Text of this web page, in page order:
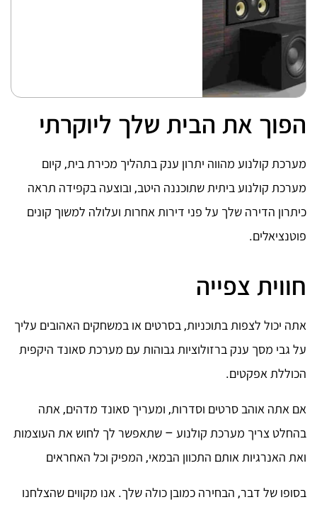
הפוך את הבית שלך ליוקרתי
מערכת קולנוע מהווה יתרון ענק בתהליך מכירת בית, קיום
מערכת קולנוע ביתית שתוכננה היטב, ובוצעה בקפידה תראה
כיתרון הדירה שלך על פני דירות אחרות ועלולה למשוך קונים
פוטנציאלים.
חווית צפייה
אתה יכול לצפות בתוכניות, בסרטים או במשחקים האהובים עליך
על גבי מסך ענק ברזולוציות גבוהות עם מערכת סאונד היקפית
הכוללת אפקטים.
אם אתה אוהב סרטים וסדרות, ומעריך סאונד מדהים, אתה
בהחלט צריך מערכת קולנוע – שתאפשר לך לחוש את העוצמות
ואת האנרגיות אותם התכוון הבמאי, המפיק וכל האחראים
בסופו של דבר, הבחירה כמובן כולה שלך. אנו מקווים שהצלחנו